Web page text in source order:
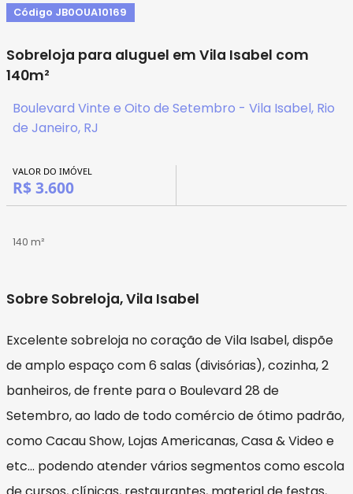
Código JB0OUA10169
Sobreloja para aluguel em Vila Isabel com
140m²
Boulevard Vinte e Oito de Setembro - Vila Isabel, Rio
de Janeiro, RJ
VALOR DO IMÓVEL
R$ 3.600
140 m²
Sobre Sobreloja, Vila Isabel
Excelente sobreloja no coração de Vila Isabel, dispõe
de amplo espaço com 6 salas (divisórias), cozinha, 2
banheiros, de frente para o Boulevard 28 de
Setembro, ao lado de todo comércio de ótimo padrão,
como Cacau Show, Lojas Americanas, Casa & Video e
etc... podendo atender vários segmentos como escola